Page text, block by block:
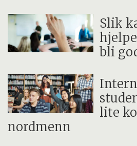
Slik
bli
lite
nordmenn